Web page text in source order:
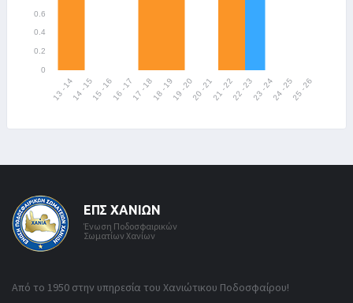
ΕΠΣ ΧΑΝΊΩΝ
Ένωση Ποδοσφαιρικών
Σωματίων Χανίων
Από το 1950 στην υπηρεσία του Χανιώτικου Ποδοσφαίρου!